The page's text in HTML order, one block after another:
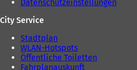
Datenschutzeinstellungen
City Service
Stadtplan
WLAN-Hotspots
Öffentliche Toiletten
Fahrplanauskunft